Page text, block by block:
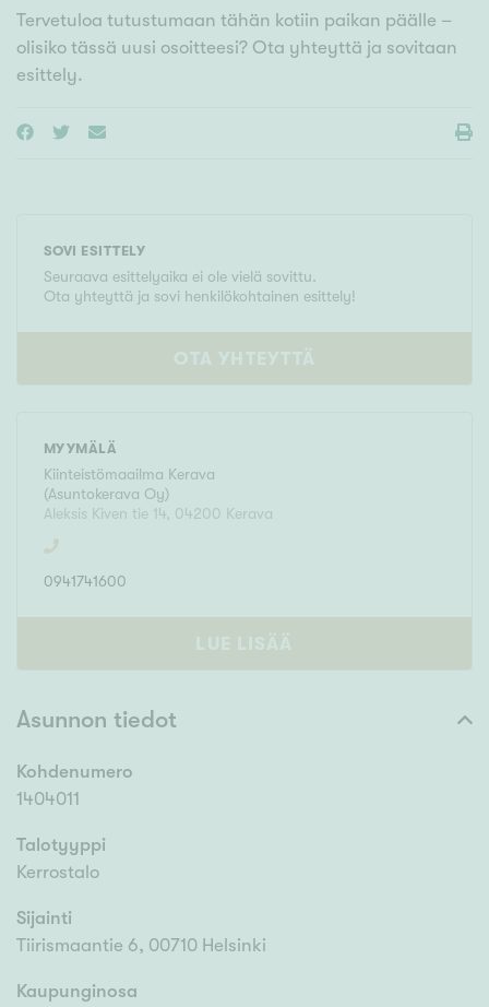
Tervetuloa tutustumaan tähän kotiin paikan päälle –
olisiko tässä uusi osoitteesi? Ota yhteyttä ja sovitaan
esittely.
SOVI ESITTELY
Seuraava esittelyaika ei ole vielä sovittu.
Ota yhteyttä ja sovi henkilökohtainen esittely!
OTA YHTEYTTÄ
MYYMÄLÄ
Kiinteistömaailma Kerava
(Asuntokerava Oy)
Aleksis Kiven tie 14, 04200 Kerava
0941741600
LUE LISÄÄ
Asunnon tiedot
Kohdenumero
1404011
Talotyyppi
Kerrostalo
Sijainti
Tiirismaantie 6, 00710 Helsinki
Kaupunginosa